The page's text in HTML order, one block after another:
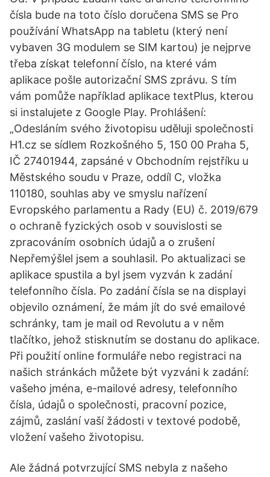
čísla bude na toto číslo doručena SMS se Pro
používání WhatsApp na tabletu (který není
vybaven 3G modulem se SIM kartou) je nejprve
třeba získat telefonní číslo, na které vám
aplikace pošle autorizační SMS zprávu. S tím
vám pomůže například aplikace textPlus, kterou
si instalujete z Google Play. Prohlášení:
„Odesláním svého životopisu uděluji společnosti
H1.cz se sídlem Rozkošného 5, 150 00 Praha 5,
IČ 27401944, zapsáné v Obchodním rejstříku u
Městského soudu v Praze, oddíl C, vložka
110180, souhlas aby ve smyslu nařízení
Evropského parlamentu a Rady (EU) č. 2019/679
o ochraně fyzických osob v souvislosti se
zpracováním osobních údajů a o zrušení
Nepřemýšlel jsem a souhlasil. Po aktualizaci se
aplikace spustila a byl jsem vyzván k zadání
telefonního čísla. Po zadání čísla se na displayi
objevilo oznámení, že mám jít do své emailové
schránky, tam je mail od Revolutu a v něm
tlačítko, jehož stisknutím se dostanu do aplikace.
Při použití online formuláře nebo registraci na
našich stránkách můžete být vyzváni k zadání:
vašeho jména, e-mailové adresy, telefonního
čísla, údajů o společnosti, pracovní pozice,
zájmů, zaslání vaší žádosti v textové podobě,
vložení vašeho životopisu.
Ale žádná potvrzující SMS nebyla z našeho